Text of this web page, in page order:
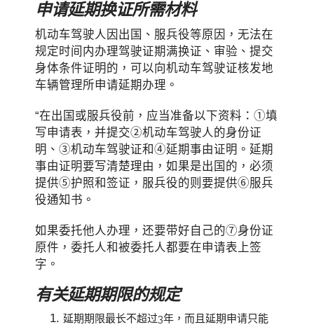
申请延期换证所需材料
机动车驾驶人因出国、服兵役等原因，无法在
规定时间内办理驾驶证期满换证、审验、提交
身体条件证明的，可以向机动车驾驶证核发地
车辆管理所申请延期办理。
“在出国或服兵役前，应当准备以下资料：①填
写申请表，并提交②机动车驾驶人的身份证
明、③机动车驾驶证和④延期事由证明。延期
事由证明要写清楚理由，如果是出国的，必须
提供⑤护照和签证，服兵役的则要提供⑥服兵
役通知书。
如果委托他人办理，还要带好自己的⑦身份证
原件，委托人和被委托人都要在申请表上签
字。
有关延期期限的规定
延期期限最长不超过3年，而且延期申请只能